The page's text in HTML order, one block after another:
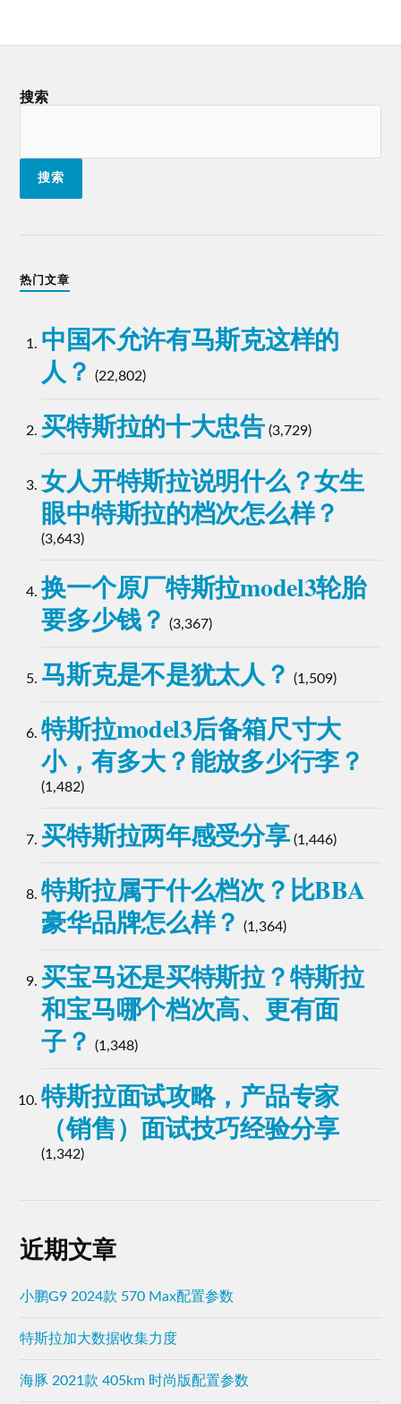
搜索
搜索
热门文章
中国不允许有马斯克这样的
人？
(22,802)
买特斯拉的十大忠告 (3,729)
女人开特斯拉说明什么？女生
眼中特斯拉的档次怎么样？
(3,643)
换一个原厂特斯拉model3轮胎
要多少钱？
(3,367)
马斯克是不是犹太人？ (1,509)
特斯拉model3后备箱尺寸大
小，有多大？能放多少行李？
(1,482)
买特斯拉两年感受分享 (1,446)
特斯拉属于什么档次？比BBA
豪华品牌怎么样？
(1,364)
买宝马还是买特斯拉？特斯拉
和宝马哪个档次高、更有面
子？
(1,348)
特斯拉面试攻略，产品专家
（销售）面试技巧经验分享
(1,342)
近期文章
小鹏G9 2024款 570 Max配置参数
特斯拉加大数据收集力度
海豚 2021款 405km 时尚版配置参数